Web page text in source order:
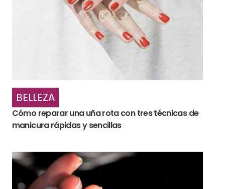
BELLEZA
Cómo reparar una uña rota con tres técnicas de
manicura rápidas y sencillas